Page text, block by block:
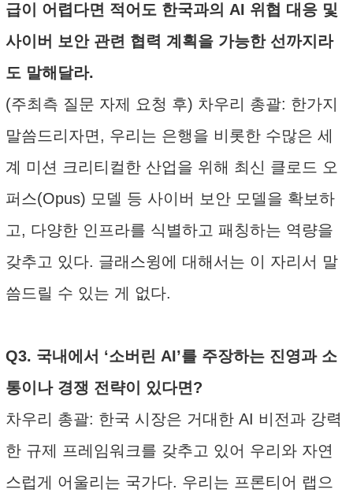
급이 어렵다면 적어도 한국과의 AI 위협 대응 및
사이버 보안 관련 협력 계획을 가능한 선까지라
도 말해달라.
(주최측 질문 자제 요청 후) 차우리 총괄: 한가지
말씀드리자면, 우리는 은행을 비롯한 수많은 세
계 미션 크리티컬한 산업을 위해 최신 클로드 오
퍼스(Opus) 모델 등 사이버 보안 모델을 확보하
고, 다양한 인프라를 식별하고 패칭하는 역량을
갖추고 있다. 글래스윙에 대해서는 이 자리서 말
씀드릴 수 있는 게 없다.
Q3. 국내에서 ‘소버린 AI’를 주장하는 진영과 소
통이나 경쟁 전략이 있다면?
차우리 총괄: 한국 시장은 거대한 AI 비전과 강력
한 규제 프레임워크를 갖추고 있어 우리와 자연
스럽게 어울리는 국가다. 우리는 프론티어 랩으